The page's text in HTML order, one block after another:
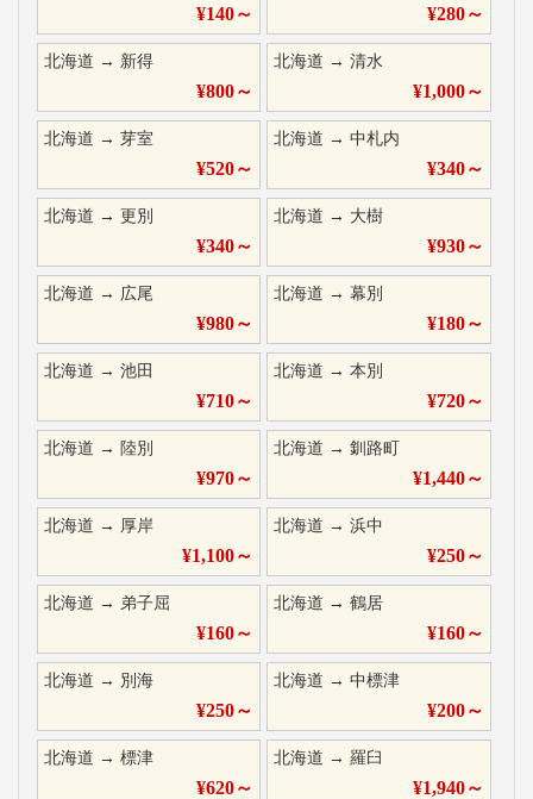
¥140～ ¥280～
北海道 → 新得
¥800～
北海道 →清水
¥1,000～
北海道 → 芽室
¥520～
北海道 →中札内
¥340～
北海道 → 更別
¥340～
北海道 → 大樹
¥930～
北海道 → 広尾
¥980～
北海道 →幕別
¥180～
北海道 → 池田
¥710～
北海道 →本別
¥720～
北海道 → 陸別
¥970～
北海道 →釧路町
¥1,440～
北海道 → 厚岸
¥1,100～
北海道 →浜中
¥250～
北海道 → 弟子屈
¥160～
北海道 →鶴居
¥160～
北海道 → 別海
¥250～
北海道 →中標津
¥200～
北海道 → 標津
¥620～
北海道 →羅臼
¥1,940～